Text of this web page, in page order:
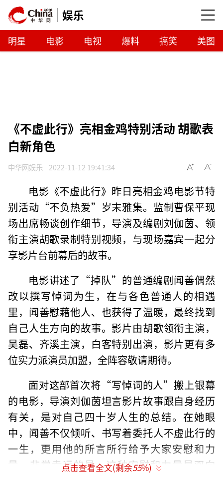
娱乐
明星 电影 电视 爆料 搞笑 美图
《不虚此行》亮相金鸡特别活动 胡歌表
白新角色
中华网娱乐 2022-11-12 19:41:34
电影《不虚此行》昨日亮相金鸡电影节特
别活动“不负热爱”岁末雅集。监制曹保平现
场出席畅谈创作细节，导演及编剧刘伽茵、领
衔主演胡歌录制特别视频，与现场嘉宾一起分
享影片台前幕后的故事。
电影讲述了“掉队”的普通编剧闻善偶然
改以撰写悼词为生，在与各色普通人的相遇
里，闻善慰藉他人、也获得了温暖，最终找到
自己人生方向的故事。影片由胡歌领衔主演，
吴磊、齐溪主演，白客特别出演，影片更有多
位实力派演员加盟，全阵容敬请期待。
面对这部首次将“写悼词的人”搬上银幕
的电影，导演刘伽茵坦言影片故事跟自身经历
有关，是对自己四十岁人生的总结。在她眼
中，闻善不仅倾听、书写着委托人不虚此行的
一生，更用他的所言所行给予大家安慰和力
量。非常幸运的是，这种安慰和力量是双向
点击查看全文(剩余55%)